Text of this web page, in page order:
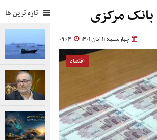
مرکزی
چهارشنبه 11 آبان 1401 09:04
اقتصاد
تازه ترین ها